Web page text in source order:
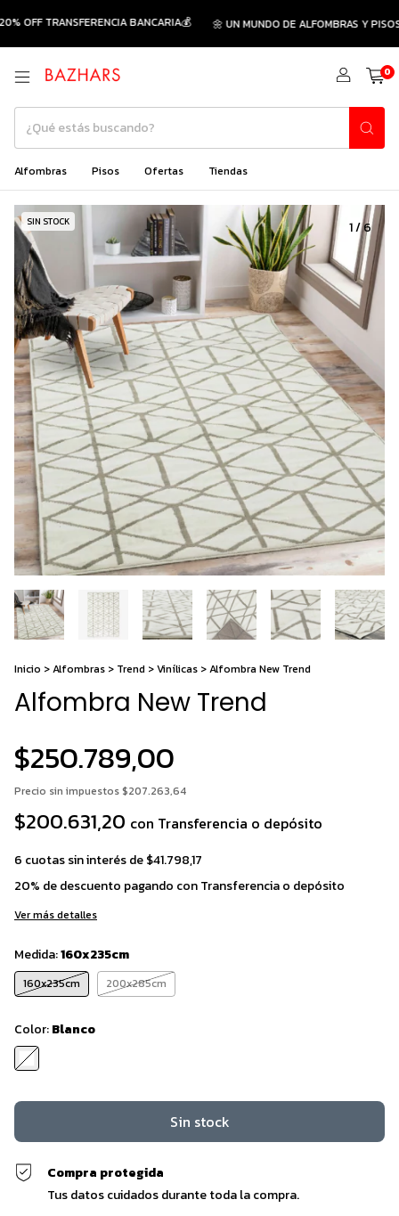
TRANSFERENCIA BANCARIA💰 🌼 UN MUNDO DE ALFOMBRAS Y PISOS
0
Alfombras Pisos Ofertas Tiendas
SIN STOCK 1/6
Inicio >Alfombras > Trend >Vinílicas >Alfombra New Trend
Alfombra New Trend
$250.789,00
Precio sin impuestos$207.263,64
$200.631,20 con Transferencia o depósito
6 cuotas sin interés de$41.798,17
20% de descuento pagando con Transferencia o depósito
Ver más detalles
Medida:160x235cm
160x235cm 200x285cm
Color:Blanco
Compra protegida
Tus datos cuidados durante toda la compra.